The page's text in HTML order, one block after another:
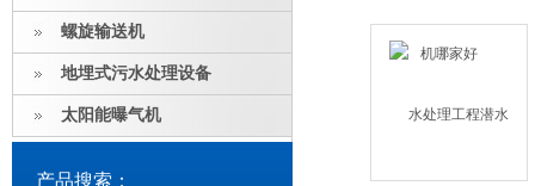
螺旋输送机
地埋式污水处理设备
太阳能曝气机
产品搜索：